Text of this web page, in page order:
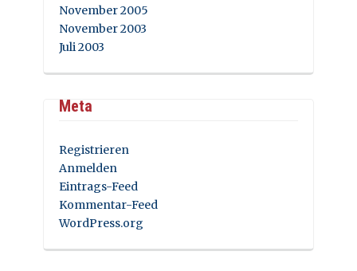
November 2005
November 2003
Juli 2003
Meta
Registrieren
Anmelden
Eintrags-Feed
Kommentar-Feed
WordPress.org